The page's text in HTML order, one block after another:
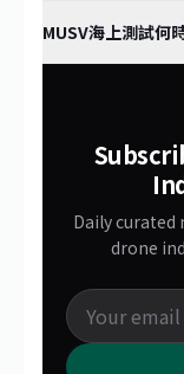
MUSV海上測試何
Daily
drone